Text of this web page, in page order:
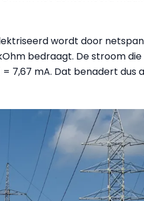
wordt door
bedraagt. De stroom
7,67 mA. Dat benadert dus